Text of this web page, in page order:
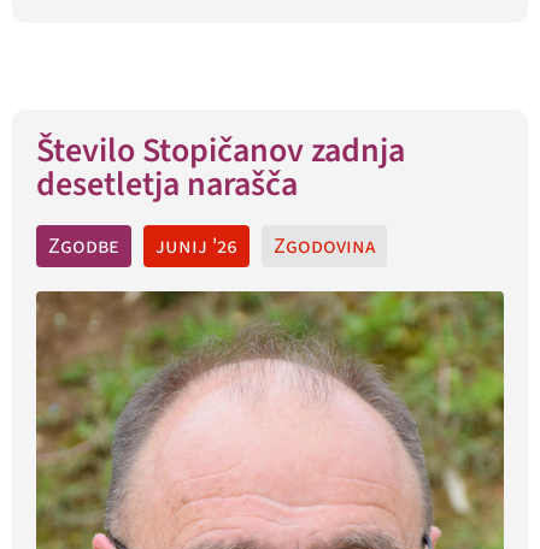
Število Stopičanov zadnja
desetletja narašča
Zgodbe junij '26 Zgodovina